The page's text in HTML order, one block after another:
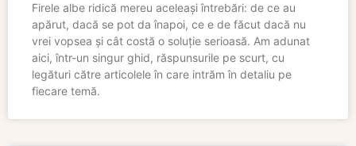
Firele albe ridică mereu aceleași întrebări: de ce au
apărut, dacă se pot da înapoi, ce e de făcut dacă nu
vrei vopsea și cât costă o soluție serioasă. Am adunat
aici, într-un singur ghid, răspunsurile pe scurt, cu
legături către articolele în care intrăm în detaliu pe
fiecare temă.